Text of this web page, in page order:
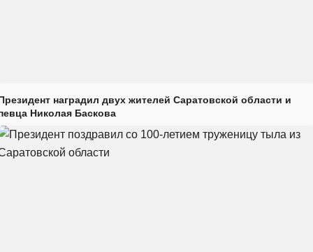
наградил двух жителей Саратовской области и
Николая Баскова